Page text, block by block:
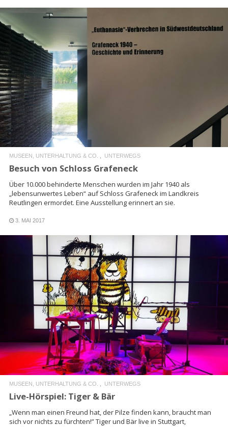
MUSEEN, UNTERHALTUNG & CO. UNTERWEGS
Besuch von Schloss Grafeneck
Über 10.000 behinderte Menschen wurden im Jahr 1940 als
„lebensunwertes Leben“ auf Schloss Grafeneck im Landkreis
Reutlingen ermordet. Eine Ausstellung erinnert an sie.
3. MAI 2017
READ MORE
MUSEEN, UNTERHALTUNG & CO. UNTERWEGS
Live-Hörspiel: Tiger & Bär
„Wenn man einen Freund hat, der Pilze finden kann, braucht man
sich vor nichts zu fürchten!” Tiger und Bär live in Stuttgart,